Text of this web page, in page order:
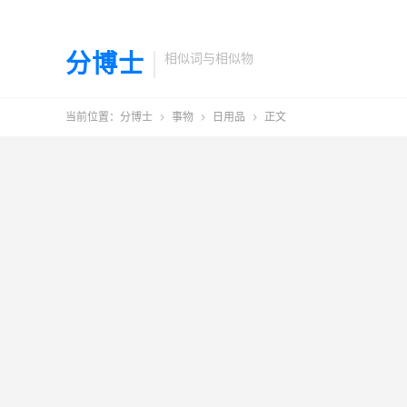
分博士 相似词与相似物
当前位置： 分博士  事物  日用品  正文